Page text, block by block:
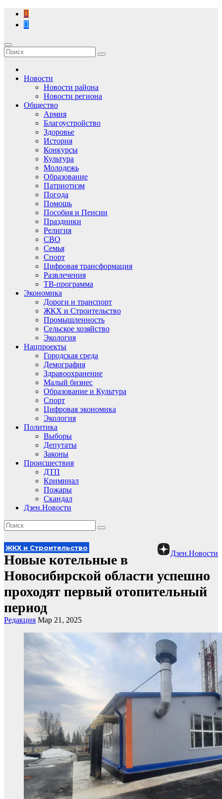
Перейти
содержимому
Новости
Новости района
Новости региона
Общество
Армия
Благоустройство
Здоровье
История
Конкурсы
Культура
Молодежь
Образование
Патриотизм
Погода
Помощь
Пособия и Пенсии
Праздники
Религия
СВО
Семья
Спорт
Цифровая трансформация
Развлечения
ТВ-программа
Экономика
Дороги и транспорт
ЖКХ и Строительство
Промышленность
Сельское хозяйство
Экология
Нацпроекты
Городская среда
Демография
Здравоохранение
Малый бизнес
Образование и Культура
Спорт
Цифровая экономика
Экология
Политика
Выборы
Депутаты
Законы
Происшествия
ДТП
Криминал
Пожары
Скандал
Дзен.Новости
Дзен.Новости
ЖКХ и Строительство
Новые котельные в
Новосибирской области успешно
проходят первый отопительный
период
Редакция Мар 21, 2025